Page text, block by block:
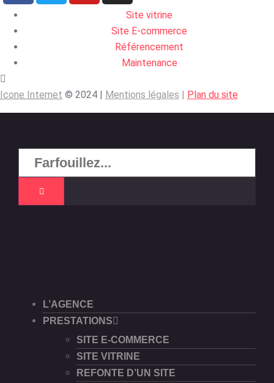
Site vitrine
Site E-commerce
Référencement
Maintenance
Icone Internet © 2024 | Mentions légales | Plan du site
L’AGENCE
PRESTATIONS
SITE E-COMMERCE
SITE VITRINE
REFONTE D’UN SITE